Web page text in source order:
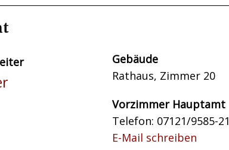
Gebäude
Rathaus, Zimmer 20
Vorzimmer Hauptamt
Telefon: 07121/9585-21
E-Mail schreiben